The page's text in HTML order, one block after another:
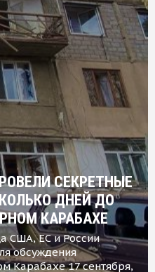
СЕКРЕТНЫЕ
ДНЕЙ ДО
КАРАБАХЕ
США, ЕС и России
обсуждения
Карабахе 17 сентября,